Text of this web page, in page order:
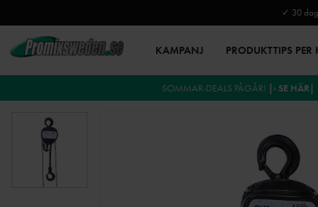
✓ 30
KAMPANJ PRODUKTTIPS
SOMMAR-DEALS PÅGÅR! |› SE HÄR|